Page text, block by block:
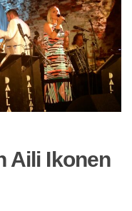
Aili Ikonen